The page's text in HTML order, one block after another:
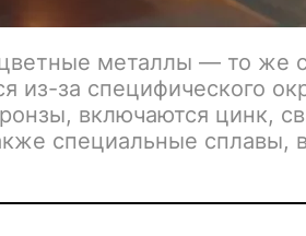
металлы — то же
из-за специфического
включаются цинк,
специальные сплавы,